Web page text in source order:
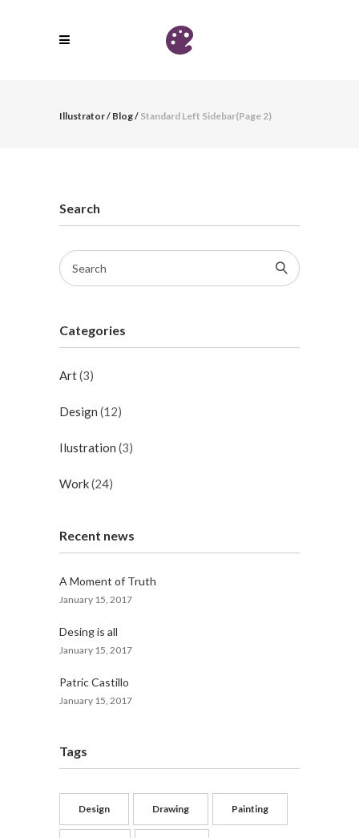
Illustrator/ Blog/ Standard Left Sidebar(Page 2)
Search
Categories
Art(3)
Design (12)
Ilustration (3)
Work(24)
Recent news
A Moment of Truth
January 15, 2017
Desing is all
January 15, 2017
Patric Castillo
January 15, 2017
Tags
Design Drawing Painting